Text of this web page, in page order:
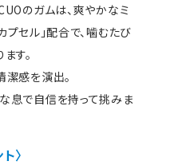
のガムは、爽やかなミ
セル」配合で、噛むたび
す。
潔感を演出。
息で自信を持って挑みま
〉